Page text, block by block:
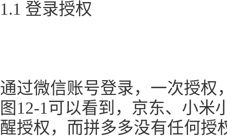
1.1 登录授权
通过微信账号登录，一次授权
图12-1可以看到，京东、小米
醒授权，而拼多多没有任何授